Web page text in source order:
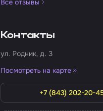
Все отзывы
Контакты
ул. Родник, д. 3
Посмотреть на карте
+7 (843) 202-20-